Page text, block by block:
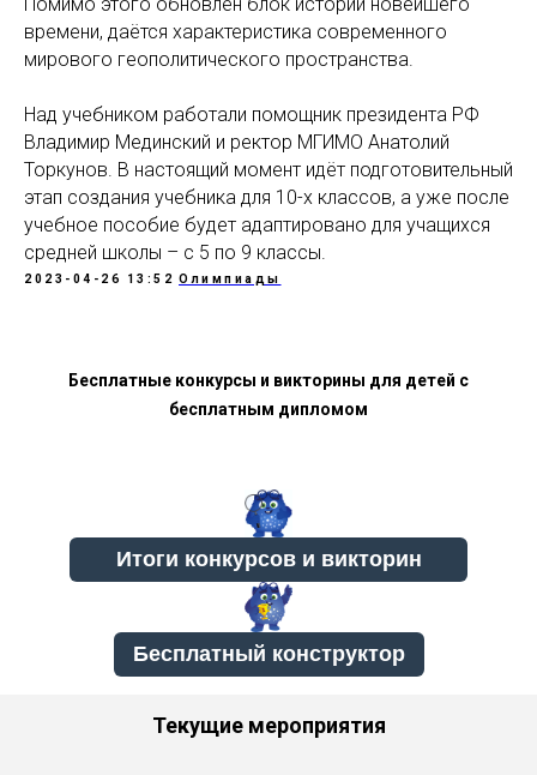
времени, даётся характеристика современного
мирового геополитического пространства.
Над учебником работали помощник президента РФ
Владимир Мединский и ректор МГИМО Анатолий
Торкунов. В настоящий момент идёт подготовительный
этап создания учебника для 10-х классов, а уже после
учебное пособие будет адаптировано для учащихся
средней школы – с 5 по 9 классы.
2023-04-26 13:52 Олимпиады
Бесплатные конкурсы и викторины для детей с
бесплатным дипломом
Бесплатный конструктор
Текущие мероприятия